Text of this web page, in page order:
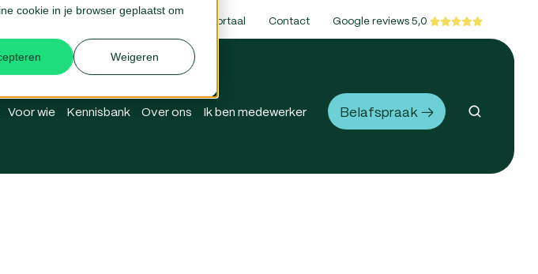
cookie in je browser geplaatst om
Weigeren
Login Mettom Portaal Contact Google reviews 5,0
Voor wie Kennisbank Over ons Ik ben medewerker Belafspraak →